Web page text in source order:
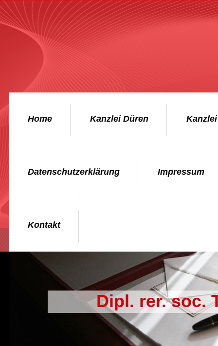
Home Kanzlei Düren
Datenschutzerklärung Impressum
Kontakt
Dipl. rer.